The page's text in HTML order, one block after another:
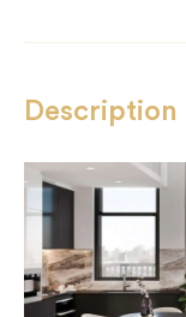
Description